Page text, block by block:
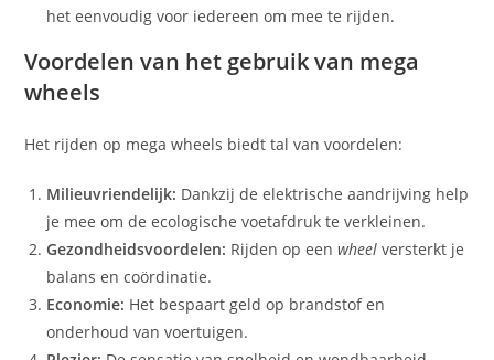
het eenvoudig voor iedereen om mee te rijden.
Voordelen van het gebruik van mega
wheels
Het rijden op mega wheels biedt tal van voordelen:
Milieuvriendelijk: Dankzij de elektrische aandrijving help
je mee om de ecologische voetafdruk te verkleinen.
Gezondheidsvoordelen: Rijden op eenwheel versterkt je
balans en coördinatie.
Economie: Het bespaart geld op brandstof en
onderhoud van voertuigen.